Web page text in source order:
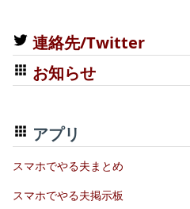
連絡先/Twitter
お知らせ
アプリ
スマホでやる夫まとめ
スマホでやる夫掲示板